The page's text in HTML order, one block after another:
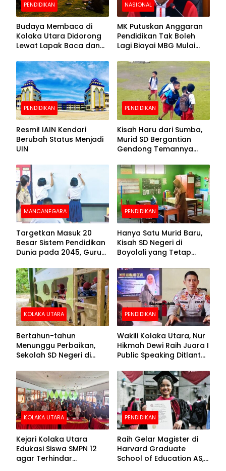
PENDIDIKAN
Budaya Membaca di
Kolaka Utara Didorong
Lewat Lapak Baca dan
NASIONAL
MK Putuskan Anggaran
Pendidikan Tak Boleh
Lagi Biayai MBG Mulai
PENDIDIKAN
Resmi! IAIN Kendari
Berubah Status Menjadi
UIN
PENDIDIKAN
Kisah Haru dari Sumba,
Murid SD Bergantian
Gendong Temannya
Sekolah
MANCANEGARA
Targetkan Masuk 20
Besar Sistem Pendidikan
Dunia pada 2045, Guru
100 Persen
PENDIDIKAN
Hanya Satu Murid Baru,
Kisah SD Negeri di
Boyolali yang Tetap
Kelas
KOLAKA UTARA
Bertahun-tahun
Menunggu Perbaikan,
Sekolah SD Negeri di
Beralas Tanah dan
Dinding Bolong-bolong
PENDIDIKAN
Wakili Kolaka Utara, Nur
Hikmah Dewi Raih Juara I
Public Speaking Ditlantas
Puncak Hari
Bhayangkara ke-80
KOLAKA UTARA
Kejari Kolaka Utara
Edukasi Siswa SMPN 12
agar Terhindar
PENDIDIKAN
Raih Gelar Magister di
Harvard Graduate
School of Education AS,